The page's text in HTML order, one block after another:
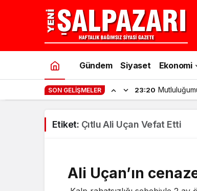
Gündem Siyaset Ekonomi
SON GELIŞMELER 23:20
Etiket: Çıtlu Ali Uçan Vefat Etti
Ali Uçan’ın